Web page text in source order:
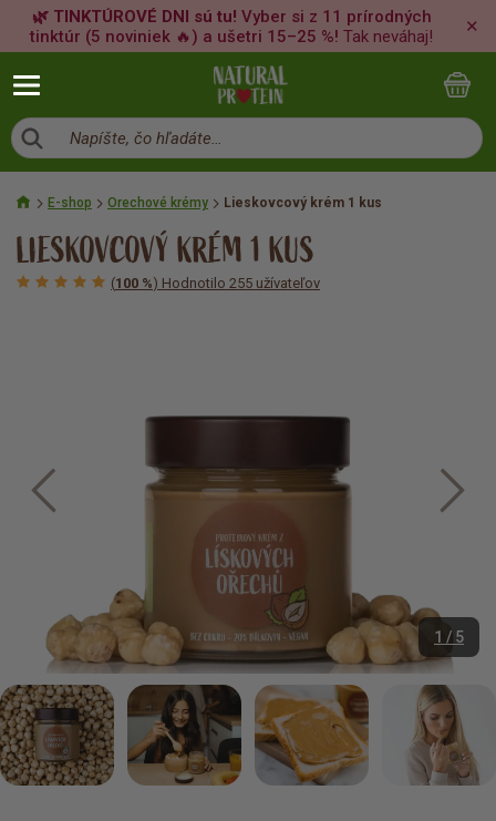
🌿 TINKTÚROVÉ DNI sú tu! Vyber si z 11 prírodných
tinktúr (5 noviniek 🔥) a ušetri 15–25 %! Tak neváhaj!
✕
Napíšte, čo hľadáte…
E-shop Orechové krémy Lieskovcový krém 1 kus
LIESKOVCOVÝ KRÉM 1 KUS
(100 %) Hodnotilo 255 užívateľov
1 / 5